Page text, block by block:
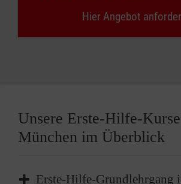
Hier Angebot
Unsere Erste-Hilfe-
München im Überblick
Erste-Hilfe-Grundlehrgang